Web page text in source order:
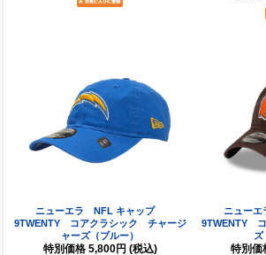
ニューエラ NFL キャップ
9TWENTY コアクラシック チャージ
ャーズ（ブルー）
特別価格 5,800円 (税込)
ニュー
9TWENTY
ズ
特別価